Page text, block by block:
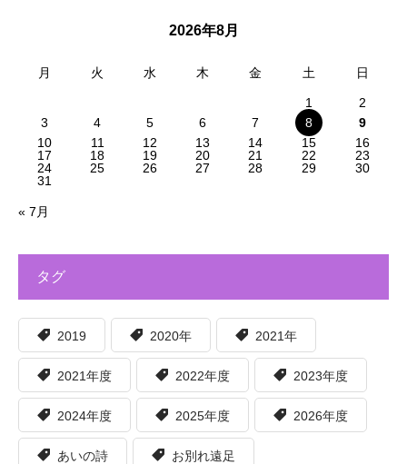
2026年8月
月 火 水 木 金 土 日
1
2
3
4 5 6 7 8
9
10
11 12 13 14 15
16
17
18 19 20 21 22
23
24
25 26 27 28 29
30
31
« 7月
タグ
2019 2020年 2021年
2021年度 2022年度 2023年度
2024年度 2025年度 2026年度
あいの詩 お別れ遠足